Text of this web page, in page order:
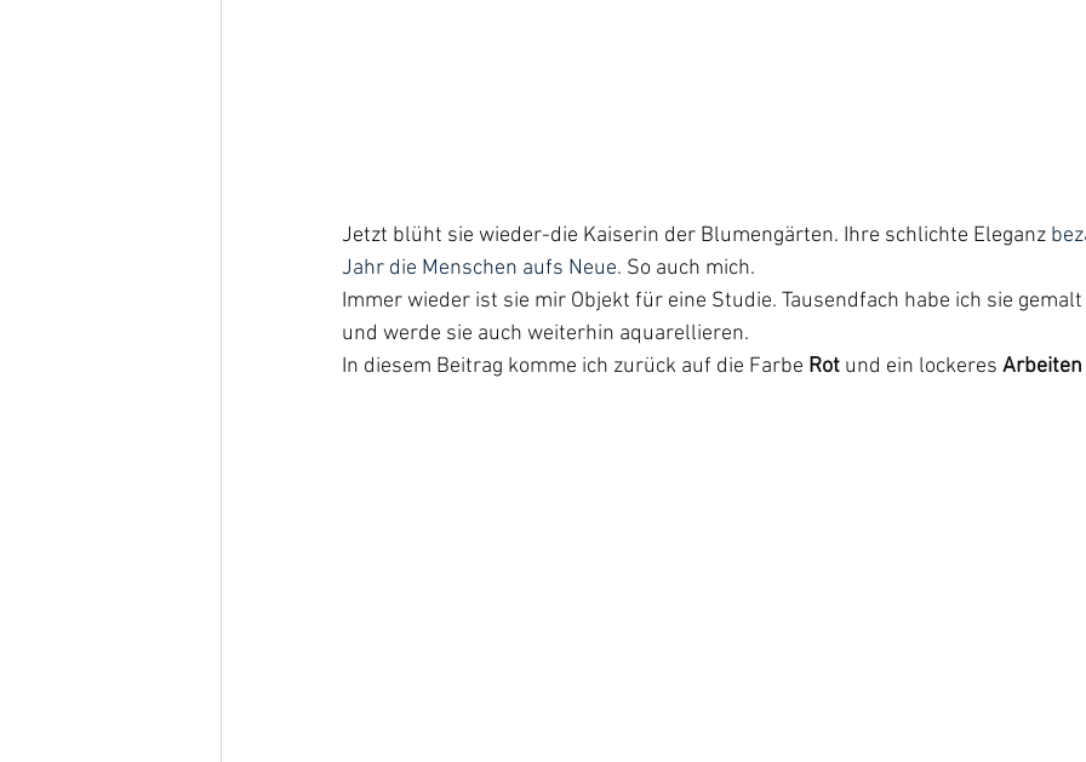
Jetzt blüht sie wieder-die Kaiserin der Blumengärten. Ihre schlichte Eleganz
Jahr die Menschen aufs Neue. So auch mich.
Immer wieder ist sie mir Objekt für eine Studie. Tausendfach habe ich sie
und werde sie auch weiterhin aquarellieren.
In diesem Beitrag komme ich zurück auf die Farbe Rot und ein lockeres